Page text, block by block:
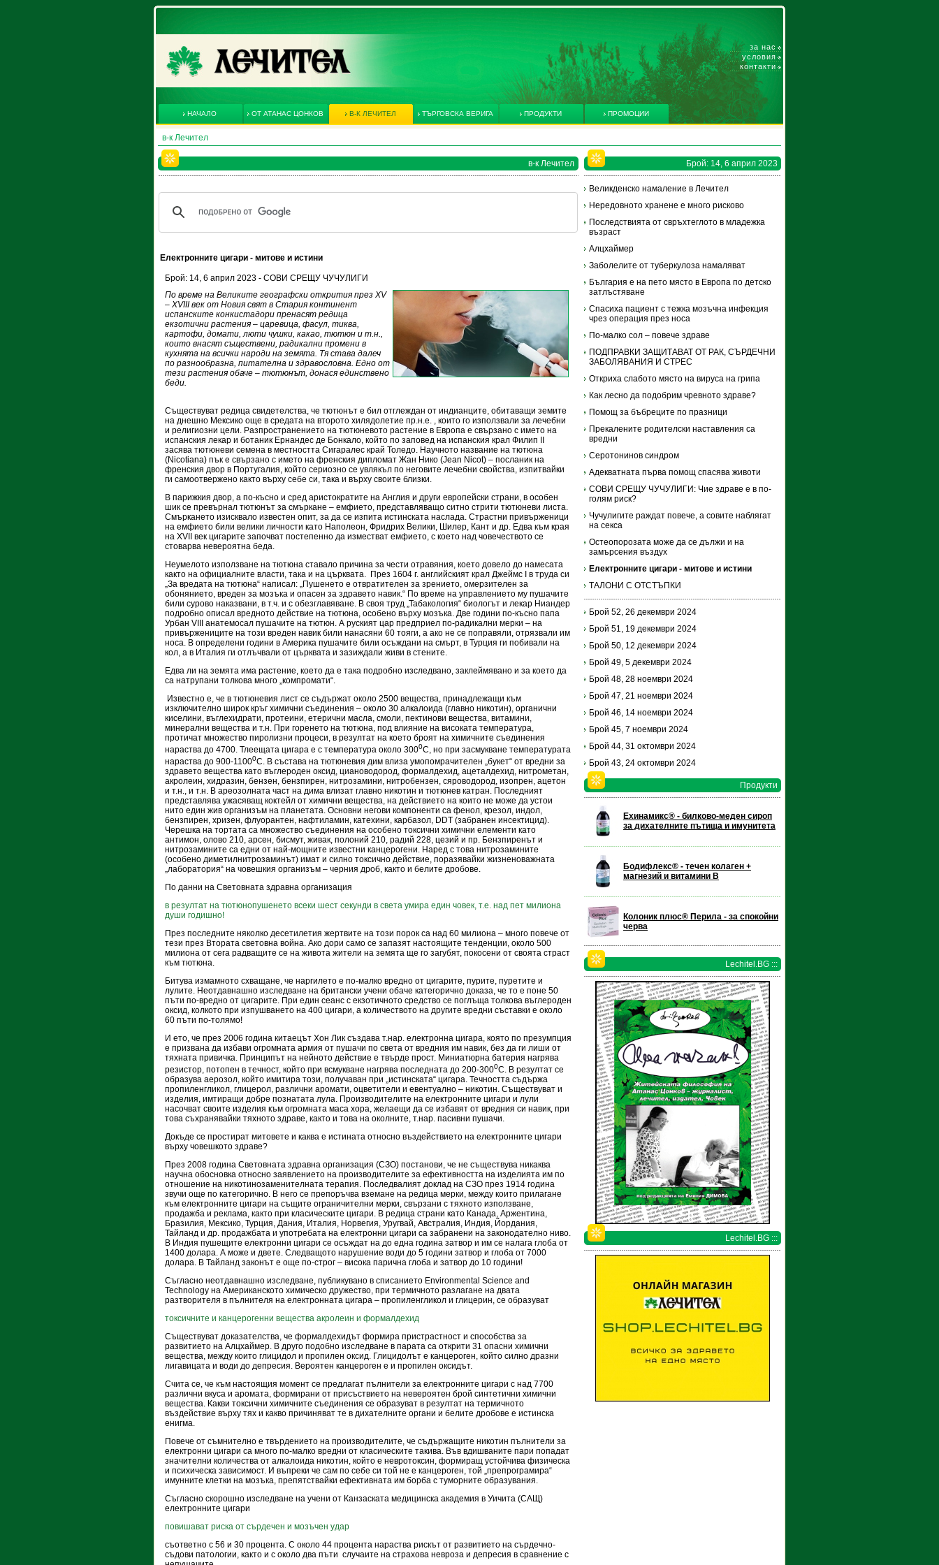
за нас
условия
контакти
НАЧАЛО ОТ АТАНАС ЦОНКОВ В-К ЛЕЧИТЕЛ ТЪРГОВСКА ВЕРИГА ПРОДУКТИ ПРОМОЦИИ
в-к Лечител
в-к Лечител
Електронните цигари - митове и истини
Брой: 14, 6 април 2023 - СОВИ СРЕЩУ ЧУЧУЛИГИ
По време на Великите географски открития през XV
– XVIII век от Новия свят в Стария континент
испанските конкистадори пренасят редица
екзотични растения – царевица, фасул, тиква,
картофи, домати, люти чушки, какао, тютюн и т.н.,
които внасят съществени, радикални промени в
кухнята на всички народи на земята. Тя става далеч
по разнообразна, питателна и здравословна. Едно от
тези растения обаче – тютюнът, донася единствено
беди.
Съществуват редица свидетелства, че тютюнът е бил отглеждан от индианците, обитаващи земите
на днешно Мексико още в средата на второто хилядолетие пр.н.е. , които го използвали за лечебни
и религиозни цели. Разпространението на тютюневото растение в Европа е свързано с името на
испанския лекар и ботаник Ернандес де Бонкало, който по заповед на испанския крал Филип II
засява тютюневи семена в местността Сигаралес край Толедо. Научното название на тютюна
(Nicotiana) пък е свързано с името на френския дипломат Жан Нико (Jean Nicot) – посланик на
френския двор в Португалия, който сериозно се увлякъл по неговите лечебни свойства, изпитвайки
ги самоотвержено както върху себе си, така и върху своите близки.
В парижкия двор, а по-късно и сред аристократите на Англия и други европейски страни, в особен
шик се превърнал тютюнът за смъркане – емфието, представляващо ситно стрити тютюневи листа.
Смъркането изисквало известен опит, за да се изпита истинската наслада. Страстни привърженици
на емфието били велики личности като Наполеон, Фридрих Велики, Шилер, Кант и др. Едва към края
на XVII век цигарите започват постепенно да изместват емфието, с което над човечеството се
стоварва невероятна беда.
Неумелото използване на тютюна ставало причина за чести отравяния, което довело до намесата
както на официалните власти, така и на църквата. През 1604 г. английският крал Джеймс I в труда си
„За вредата на тютюна“ написал: „Пушенето е отвратителен за зрението, омерзителен за
обонянието, вреден за мозъка и опасен за здравето навик.“ По време на управлението му пушачите
били сурово наказвани, в т.ч. и с обезглавяване. В своя труд „Табакология“ биологът и лекар Ниандер
подробно описал вредното действие на тютюна, особено върху мозъка. Две години по-късно папа
Урбан VIII анатемосал пушачите на тютюн. А руският цар предприел по-радикални мерки – на
привържениците на този вреден навик били нанасяни 60 тояги, а ако не се поправяли, отрязвали им
носа. В определени години в Америка пушачите били осъждани на смърт, в Турция ги побивали на
кол, а в Италия ги отлъчвали от църквата и зазиждали живи в стените.
Едва ли на земята има растение, което да е така подробно изследвано, заклеймявано и за което да
са натрупани толкова много „компромати“.
Известно е, че в тютюневия лист се съдържат около 2500 вещества, принадлежащи към
изключително широк кръг химични съединения – около 30 алкалоида (главно никотин), органични
киселини, въглехидрати, протеини, етерични масла, смоли, пектинови вещества, витамини,
минерални вещества и т.н. При горенето на тютюна, под влияние на високата температура,
протичат множество пиролизни процеси, в резултат на което броят на химичните съединения
нараства до 4700. Тлеещата цигара е с температура около 3000С, но при засмукване температурата
нараства до 900-11000С. В състава на тютюневия дим влиза умопомрачителен „букет“ от вредни за
здравето вещества като въглероден оксид, циановодород, формалдехид, ацеталдехид, нитрометан,
акролеин, хидразин, бензен, бензпирен, нитрозамини, нитробензен, сяроводород, изопрен, ацетон
и т.н., и т.н. В ареозолната част на дима влизат главно никотин и тютюнев катран. Последният
представлява ужасяващ коктейл от химични вещества, на действието на които не може да устои
нито един жив организъм на планетата. Основни негови компоненти са фенол, крезол, индол,
бензпирен, хризен, флуорантен, нафтиламин, катехини, карбазол, DDT (забранен инсектицид).
Черешка на тортата са множество съединения на особено токсични химични елементи като
антимон, олово 210, арсен, бисмут, живак, полоний 210, радий 228, цезий и пр. Бензпиренът и
нитрозамините са едни от най-мощните известни канцерогени. Наред с това нитрозамините
(особено диметилнитрозаминът) имат и силно токсично действие, поразявайки жизненоважната
„лаборатория“ на човешкия организъм – черния дроб, както и белите дробове.
По данни на Световната здравна организация
в резултат на тютюнопушенето всеки шест секунди в света умира един човек, т.е. над пет милиона
души годишно!
През последните няколко десетилетия жертвите на този порок са над 60 милиона – много повече от
тези през Втората световна война. Ако дори само се запазят настоящите тенденции, около 500
милиона от сега радващите се на живота жители на земята ще го загубят, покосени от своята страст
към тютюна.
Битува измамното схващане, че наргилето е по-малко вредно от цигарите, пурите, пуретите и
лулите. Неотдавнашно изследване на британски учени обаче категорично доказа, че то е поне 50
пъти по-вредно от цигарите. При един сеанс с екзотичното средство се поглъща толкова въглероден
оксид, колкото при изпушването на 400 цигари, а количеството на другите вредни съставки е около
60 пъти по-толямо!
И ето, че през 2006 година китаецът Хон Лик създава т.нар. електронна цигара, която по презумпция
е призвана да избави огромната армия от пушачи по света от вредния им навик, без да ги лиши от
тяхната привичка. Принципът на нейното действие е твърде прост. Миниатюрна батерия нагрява
резистор, потопен в течност, който при всмукване нагрява последната до 200-3000С. В резултат се
образува аерозол, който имитира този, получаван при „истинската“ цигара. Течността съдържа
пропиленгликол, глицерол, различни аромати, оцветители и евентуално – никотин. Съществуват и
изделия, имтиращи добре познатата лула. Производителите на електронните цигари и лули
насочват своите изделия към огромната маса хора, желаещи да се избавят от вредния си навик, при
това съхранявайки тяхното здраве, както и това на околните, т.нар. пасивни пушачи.
Докъде се простират митовете и каква е истината относно въздействието на електронните цигари
върху човешкото здраве?
През 2008 година Световната здравна организация (СЗО) постанови, че не съществува никаква
научна обосновка относно заявлението на производителите за ефективността на изделията им по
отношение на никотинозаменителната терапия. Последвалият доклад на СЗО през 1914 година
звучи още по категорично. В него се препоръчва вземане на редица мерки, между които прилагане
към електронните цигари на същите ограничителни мерки, свързани с тяхното използване,
продажба и реклама, както при класическите цигари. В редица страни като Канада, Аржентина,
Бразилия, Мексико, Турция, Дания, Италия, Норвегия, Уругвай, Австралия, Индия, Йордания,
Тайланд и др. продажбата и употребата на електронни цигари са забранени на законодателно ниво.
В Индия пушещите електронни цигари се осъждат на до една година затвор и им се налага глоба от
1400 долара. А може и двете. Следващото нарушение води до 5 години затвор и глоба от 7000
долара. В Тайланд законът е още по-строг – висока парична глоба и затвор до 10 години!
Съгласно неотдавнашно изследване, публикувано в списанието Environmental Science and
Technology на Американското химическо дружество, при термичното разлагане на двата
разтворителя в пълнителя на електронната цигара – пропиленгликол и глицерин, се образуват
токсичните и канцерогенни вещества акролеин и формалдехид
Съществуват доказателства, че формалдехидът формира пристрастност и способства за
развитието на Алцхаймер. В друго подобно изследване в парата са открити 31 опасни химични
вещества, между които глицидол и пропилен оксид. Глицидолът е канцероген, който силно дразни
лигавицата и води до депресия. Вероятен канцероген е и пропилен оксидът.
Счита се, че към настоящия момент се предлагат пълнители за електронните цигари с над 7700
различни вкуса и аромата, формирани от присъствието на невероятен брой синтетични химични
вещества. Какви токсични химичните съединения се образуват в резултат на термичното
въздействие върху тях и какво причиняват те в дихателните органи и белите дробове е истинска
енигма.
Повече от съмнително е твърдението на производителите, че съдържащите никотин пълнители за
електронни цигари са много по-малко вредни от класическите такива. Във вдишваните пари попадат
значителни количества от алкалоида никотин, който е невротоксин, формиращ устойчива физическа
и психическа зависимост. И въпреки че сам по себе си той не е канцероген, той „препрограмира“
имунните клетки на мозъка, препятствайки ефективната им борба с туморните образувания.
Съгласно скорошно изследване на учени от Канзаската медицинска академия в Уичита (САЩ)
електронните цигари
повишават риска от сърдечен и мозъчен удар
съответно с 56 и 30 процента. С около 44 процента нараства рискът от развитието на сърдечно-
съдови патологии, както и с около два пъти случаите на страхова невроза и депресия в сравнение с
Брой: 14, 6 април 2023
Великденско намаление в Лечител
Нередовното хранене е много рисково
Последствията от свръхтеглото в младежка
възраст
Алцхаймер
Заболелите от туберкулоза намаляват
България е на пето място в Европа по детско
затлъстяване
Спасиха пациент с тежка мозъчна инфекция
чрез операция през носа
По-малко сол – повече здраве
ПОДПРАВКИ ЗАЩИТАВАТ ОТ РАК, СЪРДЕЧНИ
ЗАБОЛЯВАНИЯ И СТРЕС
Откриха слабото място на вируса на грипа
Как лесно да подобрим чревното здраве?
Помощ за бъбреците по празници
Прекалените родителски наставления са
вредни
Серотонинов синдром
Адекватната първа помощ спасява животи
СОВИ СРЕЩУ ЧУЧУЛИГИ: Чие здраве е в по-
голям риск?
Чучулигите раждат повече, а совите наблягат
на секса
Остеопорозата може да се дължи и на
замърсения въздух
Електронните цигари - митове и истини
ТАЛОНИ С ОТСТЪПКИ
Брой 52, 26 декември 2024
Брой 51, 19 декември 2024
Брой 50, 12 декември 2024
Брой 49, 5 декември 2024
Брой 48, 28 ноември 2024
Брой 47, 21 ноември 2024
Брой 46, 14 ноември 2024
Брой 45, 7 ноември 2024
Брой 44, 31 октомври 2024
Брой 43, 24 октомври 2024
Продукти
Ехинамикс® - билково-меден сироп
за дихателните пътища и имунитета
Бодифлекс® - течен колаген +
магнезий и витамини В
Колоник плюс® Перила - за спокойни
черва
Lechitel.BG :::
Lechitel.BG :::